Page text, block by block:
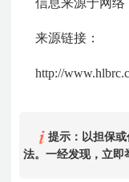
来源链接：
http://
提示：以担保或
法。一经发现，立即